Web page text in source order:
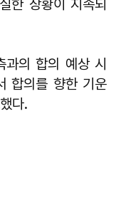
한 상황이 지속되
과의 합의 예상 시
합의를 향한 기운
다.